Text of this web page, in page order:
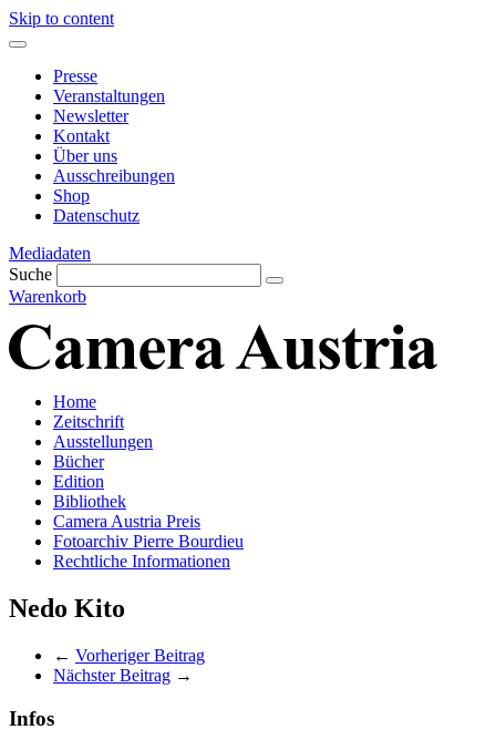
Skip to content
Presse
Veranstaltungen
Newsletter
Kontakt
Über uns
Ausschreibungen
Shop
Datenschutz
Mediadaten
Suche
Warenkorb
Home
Zeitschrift
Ausstellungen
Bücher
Edition
Bibliothek
Camera Austria Preis
Fotoarchiv Pierre Bourdieu
Rechtliche Informationen
Nedo Kito
← Vorheriger Beitrag
Nächster Beitrag →
Infos